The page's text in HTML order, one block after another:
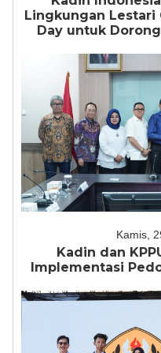
Lingkungan Lestari
Day untuk
Kamis,
Kadin dan
Implementasi